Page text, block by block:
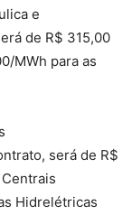
e
de R$ 315,00
MWh para as
será de R$
Hidrelétricas